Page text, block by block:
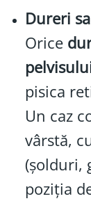
Dureri
Orice
pisica
Un caz
vârstă,
(șolduri,
poziția